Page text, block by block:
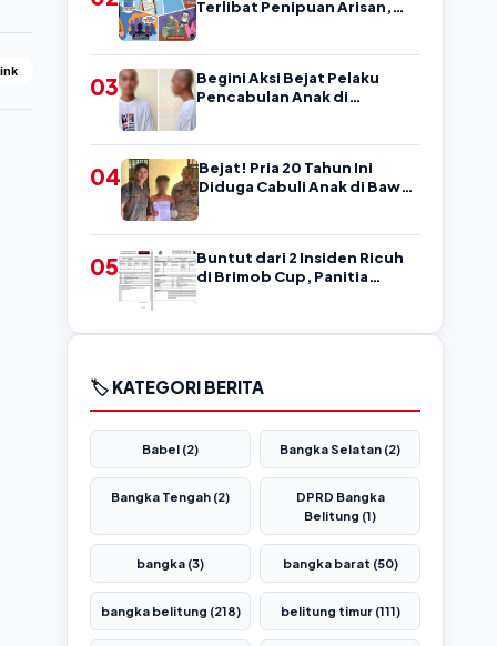
Terlibat Penipuan Arisan,
Korban?
03
Begini Aksi Bejat Pelaku
Pencabulan Anak di
04
Bejat! Pria 20 Tahun Ini
Diduga Cabuli Anak di Bawah
05
Buntut dari 2 Insiden Ricuh
di Brimob Cup, Panitia
🏷️ KATEGORI BERITA
Babel (2) Bangka Selatan (2)
Bangka Tengah (2)
DPRD Bangka
Belitung (1)
bangka (3) bangka barat (50)
bangka belitung (218) belitung timur (111)